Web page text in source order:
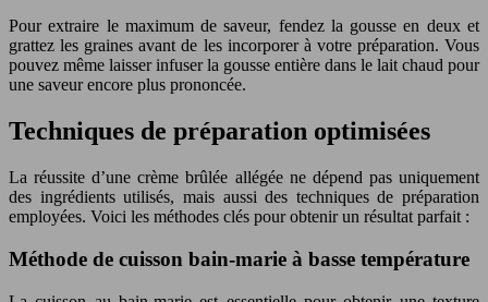
Pour extraire le maximum de saveur, fendez la gousse en deux et
grattez les graines avant de les incorporer à votre préparation. Vous
pouvez même laisser infuser la gousse entière dans le lait chaud pour
une saveur encore plus prononcée.
Techniques de préparation optimisées
La réussite d’une crème brûlée allégée ne dépend pas uniquement
des ingrédients utilisés, mais aussi des techniques de préparation
employées. Voici les méthodes clés pour obtenir un résultat parfait :
Méthode de cuisson bain-marie à basse température